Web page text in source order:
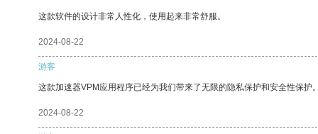
这款软件的设计非常人性化，使用起来非常舒服。
2024-08-22
游客
这款加速器VPM应用程序已经为我们带来了无限的隐私保护和安全性保护
2024-08-22